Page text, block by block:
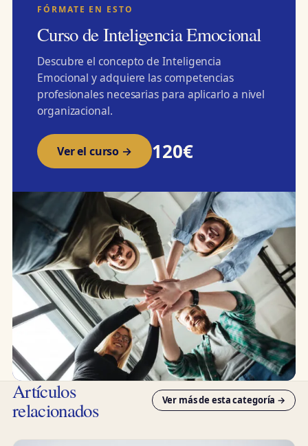
FÓRMATE EN ESTO
Curso de Inteligencia Emocional
Descubre el concepto de Inteligencia
Emocional y adquiere las competencias
profesionales necesarias para aplicarlo a nivel
organizacional.
Ver el curso → 120€
Artículos
relacionados Ver más de esta categoría →